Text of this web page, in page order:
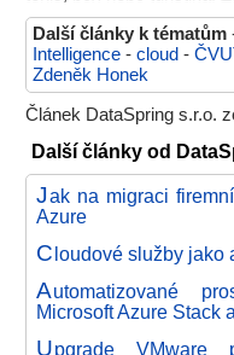
Další články k tématům
Intelligence - cloud -
Zdeněk Honek
Článek DataSpring s.r.o.
Další články od
Jak na migraci
Azure
Cloudové služby jako
Automatizované
Microsoft Azure Stack
Upgrade VMware